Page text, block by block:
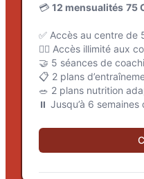
💳 12 mensualités 75
✅ Accès au centre de
🏋️‍♂️ Accès illimité aux
🤝 5 séances de
📋 2 plans
🥗 2 plans nutrition
⏸️ Jusqu’à 6